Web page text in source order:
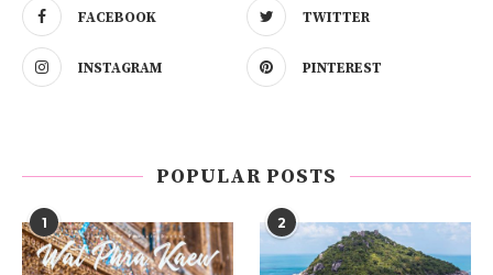
FACEBOOK TWITTER
INSTAGRAM PINTEREST
POPULAR POSTS
1 2